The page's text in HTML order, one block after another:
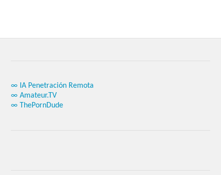
∞ IA Penetración Remota
∞ Amateur.TV
∞ ThePornDude